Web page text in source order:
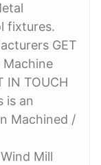
fixtures.
GET
Machine
IN TOUCH
is an
Machined /
Mill